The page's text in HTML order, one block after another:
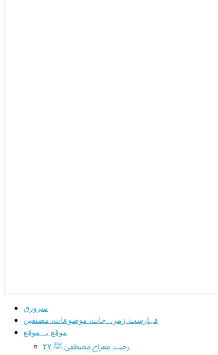
سرورق
فہارست: زمرہ جات، موضوعات، مصنفین
موقع بہ موقع
۲۷ رجب، معراج مصطفیٰ ﷺ